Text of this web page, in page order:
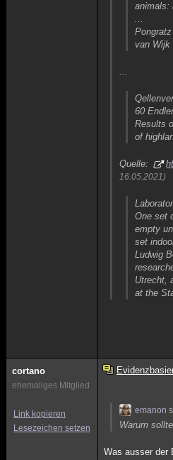
animals:
...
van Wijk
...
60
Results
of
Quelle:
16.05.2021)
One set
empty
set
Ludwig
Utrecht,
at the
cortano
ehemaliges Mitglied
Link kopieren
Lesezeichen setzen
emanon
Warum
Was ausser der